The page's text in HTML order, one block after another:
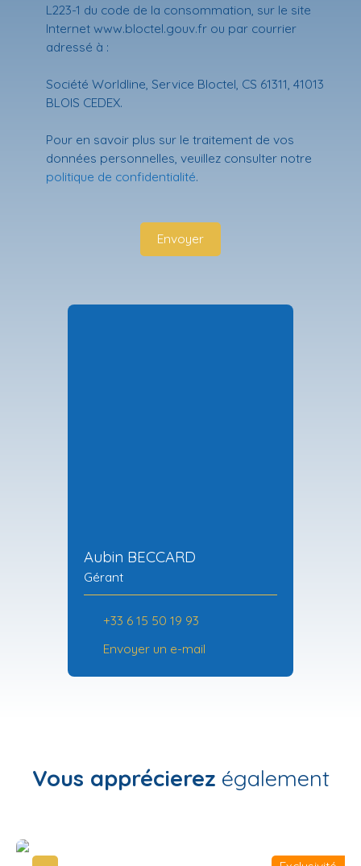
L223-1 du code de la consommation, sur le site
Internet www.bloctel.gouv.fr ou par courrier
adressé à :
Société Worldline, Service Bloctel, CS 61311, 41013
BLOIS CEDEX.
Pour en savoir plus sur le traitement de vos
données personnelles, veuillez consulter notre
politique de confidentialité.
Envoyer
Aubin BECCARD
Gérant
+33 6 15 50 19 93
Envoyer un e-mail
Vous apprécierez également